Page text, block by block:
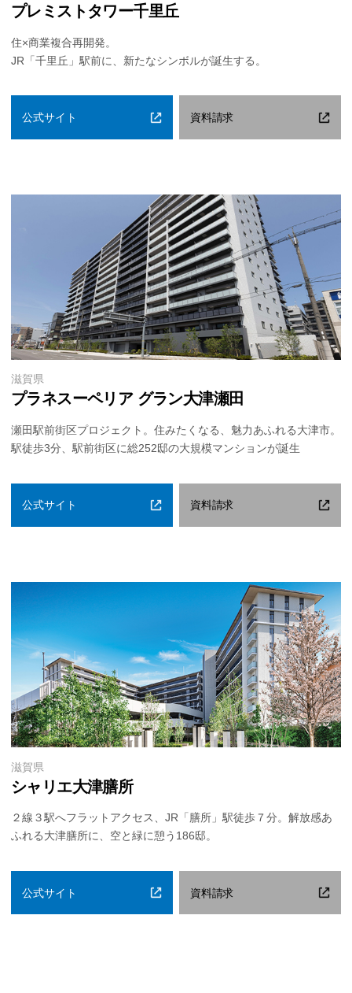
プレミストタワー千里丘
住×商業複合再開発。
JR「千里丘」駅前に、新たなシンボルが誕生する。
公式サイト 資料請求
滋賀県
プラネスーペリア グラン大津瀬田
瀬田駅前街区プロジェクト。住みたくなる、魅力あふれる大津市。
駅徒歩3分、駅前街区に総252邸の大規模マンションが誕生
公式サイト 資料請求
滋賀県
シャリエ大津膳所
２線３駅へフラットアクセス、JR「膳所」駅徒歩７分。解放感あ
ふれる大津膳所に、空と緑に憩う186邸。
公式サイト 資料請求